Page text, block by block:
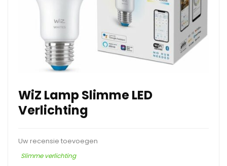
WiZ Lamp Slimme LED
Verlichting
Uw recensie toevoegen
Slimme verlichting